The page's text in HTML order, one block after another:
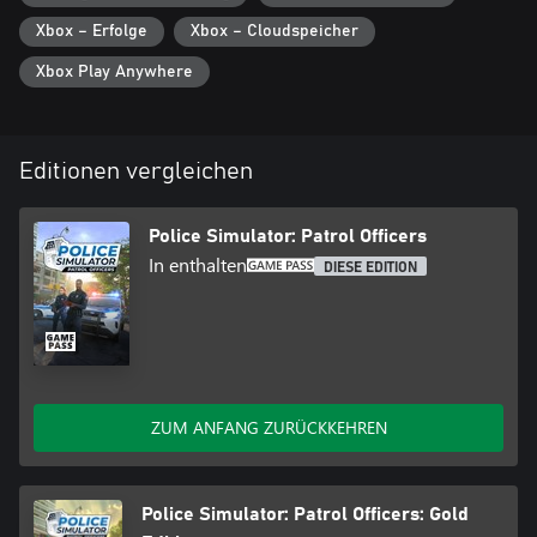
authentisches Spielerlebnis suchen, sowie einen Vereinfachten
Modus für alle, die eine etwas entspanntere Streife durch die
Straßen von Brighton vorziehen.
Xbox – Erfolge Xbox – Cloudspeicher
Xbox Play Anywhere
Editionen vergleichen
Police Simulator: Patrol Officers
In enthalten DIESE EDITION
ZUM ANFANG ZURÜCKKEHREN
Police Simulator: Patrol Officers: Gold